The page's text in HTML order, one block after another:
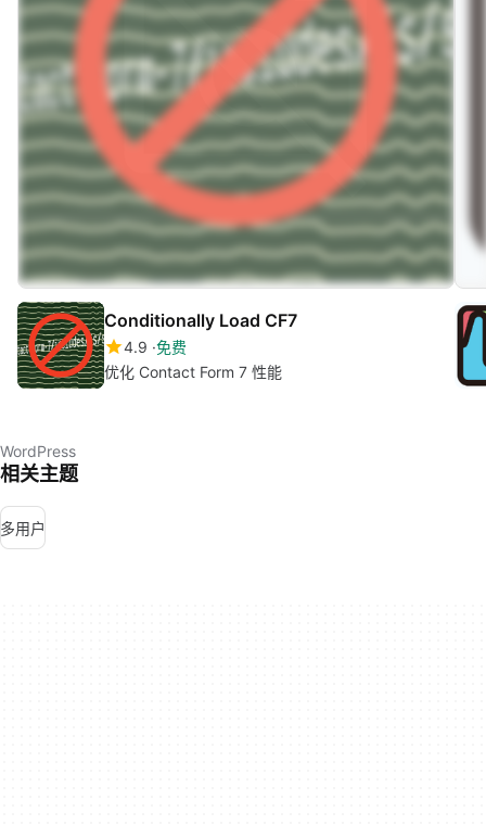
Conditionally Load CF7
4.9 免费
优化 Contact Form 7 性能
WordPress
相关主题
多用户